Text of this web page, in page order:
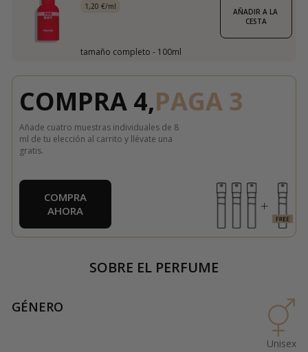
1,20 €/ml
tamaño completo - 100ml
AÑADIR A LA
CESTA
COMPRA 4,PAGA 3
Añade cuatro muestras individuales de 8
ml de tu elección al carrito y llévate una
gratis.
COMPRA
AHORA
SOBRE EL PERFUME
GÉNERO
Unisex